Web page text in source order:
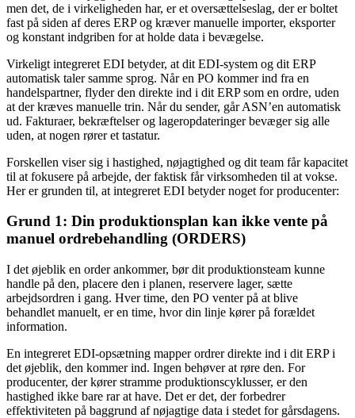
men det, de i virkeligheden har, er et oversættelseslag, der er boltet
fast på siden af deres ERP og kræver manuelle importer, eksporter
og konstant indgriben for at holde data i bevægelse.
Virkeligt integreret EDI betyder, at dit EDI-system og dit ERP
automatisk taler samme sprog. Når en PO kommer ind fra en
handelspartner, flyder den direkte ind i dit ERP som en ordre, uden
at der kræves manuelle trin. Når du sender, går ASN’en automatisk
ud. Fakturaer, bekræftelser og lageropdateringer bevæger sig alle
uden, at nogen rører et tastatur.
Forskellen viser sig i hastighed, nøjagtighed og dit team får kapacitet
til at fokusere på arbejde, der faktisk får virksomheden til at vokse.
Her er grunden til, at integreret EDI betyder noget for producenter:
Grund 1: Din produktionsplan kan ikke vente på
manuel ordrebehandling (ORDERS)
I det øjeblik en order ankommer, bør dit produktionsteam kunne
handle på den, placere den i planen, reservere lager, sætte
arbejdsordren i gang. Hver time, den PO venter på at blive
behandlet manuelt, er en time, hvor din linje kører på forældet
information.
En integreret EDI-opsætning mapper ordrer direkte ind i dit ERP i
det øjeblik, den kommer ind. Ingen behøver at røre den. For
producenter, der kører stramme produktionscyklusser, er den
hastighed ikke bare rar at have. Det er det, der forbedrer
effektiviteten på baggrund af nøjagtige data i stedet for gårsdagens.